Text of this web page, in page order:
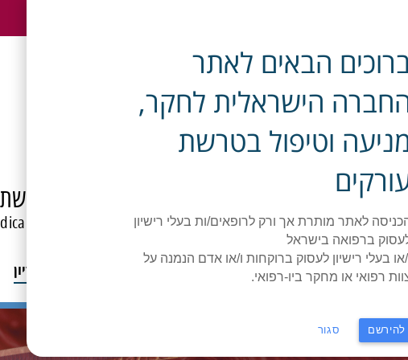
בישראל - החברה לחקר, מניעה וטיפול
Association – Society for Research, Prevention and
הנחיות אבחון וטיפול הצגות מקרים לדיון
הבאים לאתר
הישראלית לחקר,
וטיפול בטרשת
לאתר מותרת אך ורק לרופאים/ות בעלי רישיון
ברפואה בישראל
או בעלי רישיון לעסוק ברוקחות ו/או אדם הנמנה על
רפואי או מחקר ביו-רפואי.
להירשם סגור